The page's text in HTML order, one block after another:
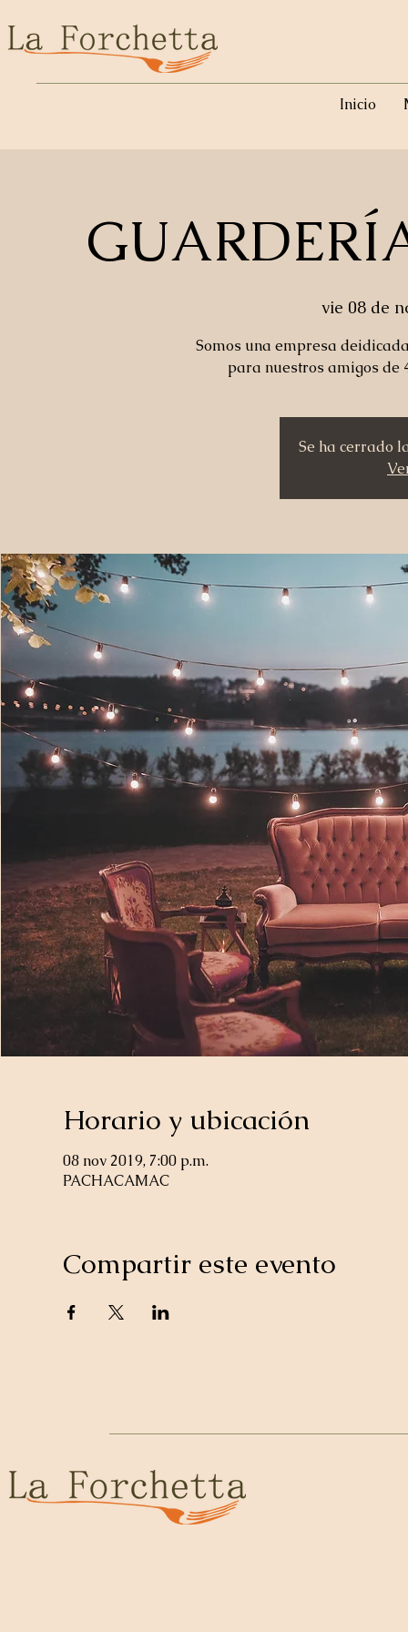
Inicio
vie 08 de
Somos una empresa
para nuestros amigos de
Se ha cerrado
Horario y ubicación
08 nov 2019, 7:00 p.m.
PACHACAMAC
Compartir este evento